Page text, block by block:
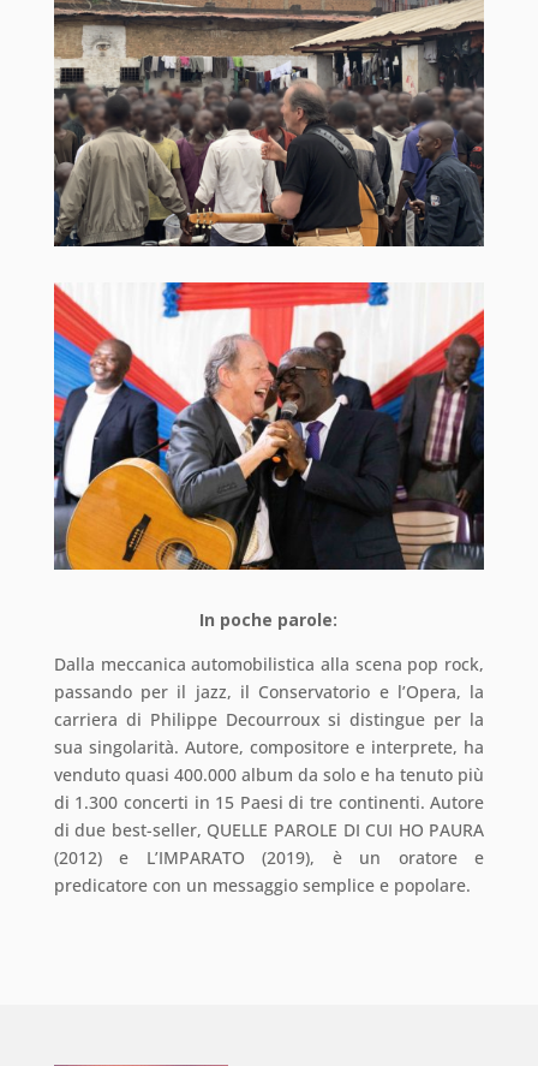
In poche parole:
Dalla meccanica automobilistica alla scena pop rock,
passando per il jazz, il Conservatorio e l’Opera, la
carriera di Philippe Decourroux si distingue per la
sua singolarità. Autore, compositore e interprete, ha
venduto quasi 400.000 album da solo e ha tenuto più
di 1.300 concerti in 15 Paesi di tre continenti. Autore
di due best-seller, QUELLE PAROLE DI CUI HO PAURA
(2012) e L’IMPARATO (2019), è un oratore e
predicatore con un messaggio semplice e popolare.